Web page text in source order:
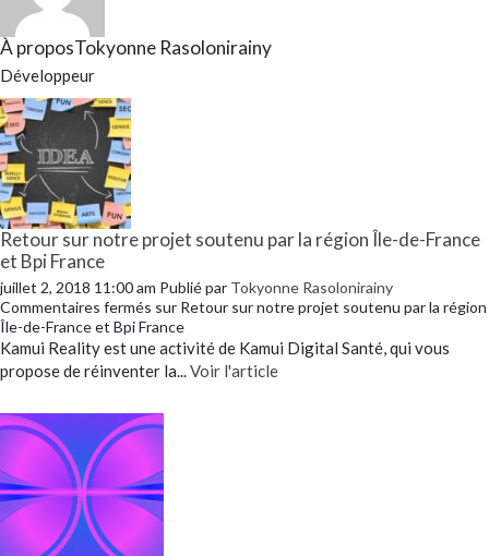
À proposTokyonne Rasolonirainy
Développeur
Retour sur notre projet soutenu par la région Île-de-France
et Bpi France
juillet 2, 2018 11:00 am Publié par Tokyonne Rasolonirainy
Commentaires fermés sur Retour sur notre projet soutenu par la région
Île-de-France et Bpi France
Kamui Reality est une activité de Kamui Digital Santé, qui vous
propose de réinventer la... Voir l'article